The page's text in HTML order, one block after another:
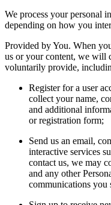
We process your personal
depending on how you
Provided by You. When
us or your content, we will
voluntarily provide,
Register for a user
collect your name,
and additional
or registration form;
Send us an email,
interactive services
contact us, we may
and any other
communications you